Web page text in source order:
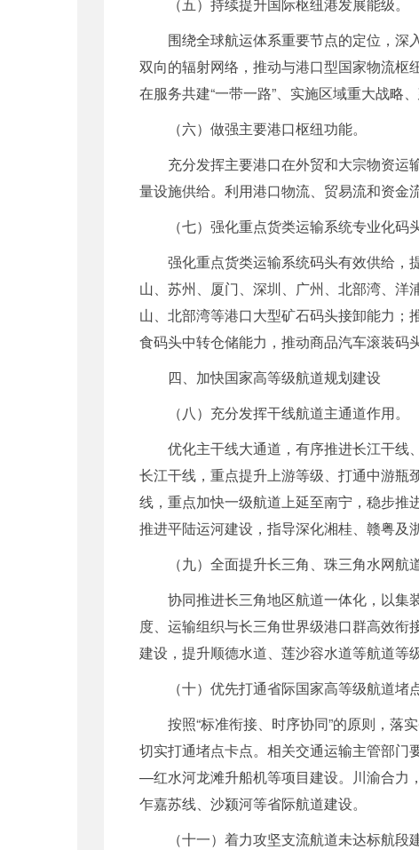
围绕全球航运体系重要节点的定位，
双向的辐射网络，推动与港口型国家物流枢
在服务共建“一带一路”、实施区域重大战略
（六）做强主要港口枢纽功能。
充分发挥主要港口在外贸和大宗物资运
量设施供给。利用港口物流、贸易流和资金
（七）强化重点货类运输系统专业化码
强化重点货类运输系统码头有效供给，
山、苏州、厦门、深圳、广州、北部湾、
山、北部湾等港口大型矿石码头接卸能力
食码头中转仓储能力，推动商品汽车滚装码
四、加快国家高等级航道规划建设
（八）充分发挥干线航道主通道作用。
优化主干线大通道，有序推进长江干线
长江干线，重点提升上游等级、打通中游
线，重点加快一级航道上延至南宁，稳步
推进平陆运河建设，指导深化湘桂、赣粤及
（九）全面提升长三角、珠三角水网航
协同推进长三角地区航道一体化，以集
度、运输组织与长三角世界级港口群高效
建设，提升顺德水道、莲沙容水道等航道等
（十）优先打通省际国家高等级航道堵
按照“标准衔接、时序协同”的原则，落
切实打通堵点卡点。相关交通运输主管部门
—红水河龙滩升船机等项目建设。川渝合力
乍嘉苏线、沙颍河等省际航道建设。
（十一）着力攻坚支流航道未达标航段